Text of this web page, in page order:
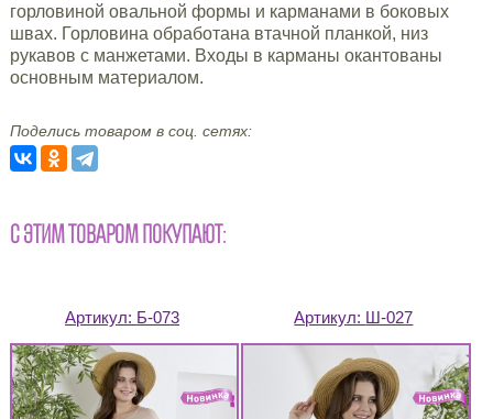
горловиной овальной формы и карманами в боковых
швах. Горловина обработана втачной планкой, низ
рукавов с манжетами. Входы в карманы окантованы
основным материалом.
Поделись товаром в соц. сетях:
С ЭТИМ ТОВАРОМ ПОКУПАЮТ:
Артикул: Б-073 Артикул: Ш-027